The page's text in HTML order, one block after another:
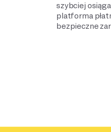
szybciej
platforma
bezpieczne